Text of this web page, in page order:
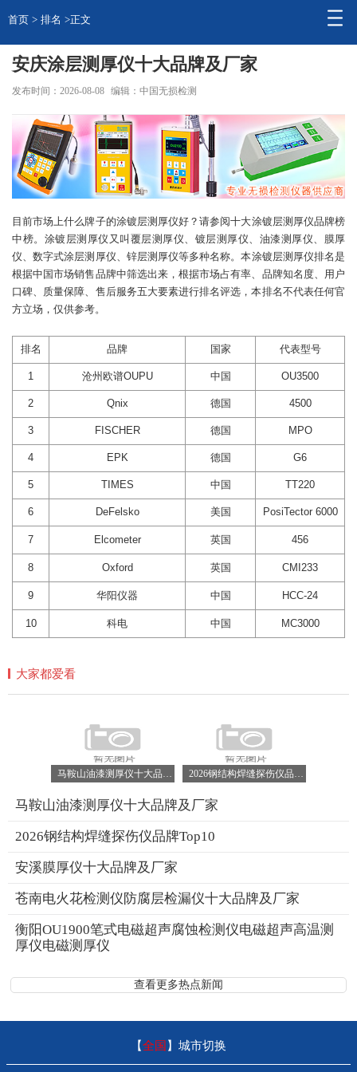
首页 > 排名 >正文
安庆涂层测厚仪十大品牌及厂家
发布时间：2026-08-08 编辑：中国无损检测
目前市场上什么牌子的涂镀层测厚仪好？请参阅十大涂镀层测厚仪品牌榜
中榜。 涂镀层测厚仪 又叫覆层测厚仪 镀层测厚仪 油漆测厚仪、 膜厚
仪 、数字式涂层测厚仪、锌层测厚仪等多种名称。本涂镀层测厚仪排名是
根据中国市场销售品牌中筛选出来，根据市场占有率、品牌知名度、用户
口碑、质量保障、售后服务五大要素进行排名评选，本排名不代表任何官
方立场，仅供参考。
排名 品牌 国家 代表型号
1 沧州欧谱OUPU 中国 OU3500
2 Qnix 德国 4500
3 FISCHER 德国 MPO
4 EPK 德国 G6
5 TIMES 中国 TT220
6 DeFelsko 美国 PosiTector 6000
7 Elcometer 英国 456
8 Oxford 英国 CMI233
9 华阳仪器 中国 HCC-24
10 科电 中国 MC3000
大家都爱看
马鞍山油漆测厚仪十大品牌及厂家
2026钢结构焊缝探伤仪品牌Top10
安溪膜厚仪十大品牌及厂家
苍南电火花检测仪防腐层检漏仪十大品牌及厂家
衡阳OU1900笔式电磁超声腐蚀检测仪电磁超声高温测
厚仪电磁测厚仪
查看更多热点新闻
【全国】 城市切换